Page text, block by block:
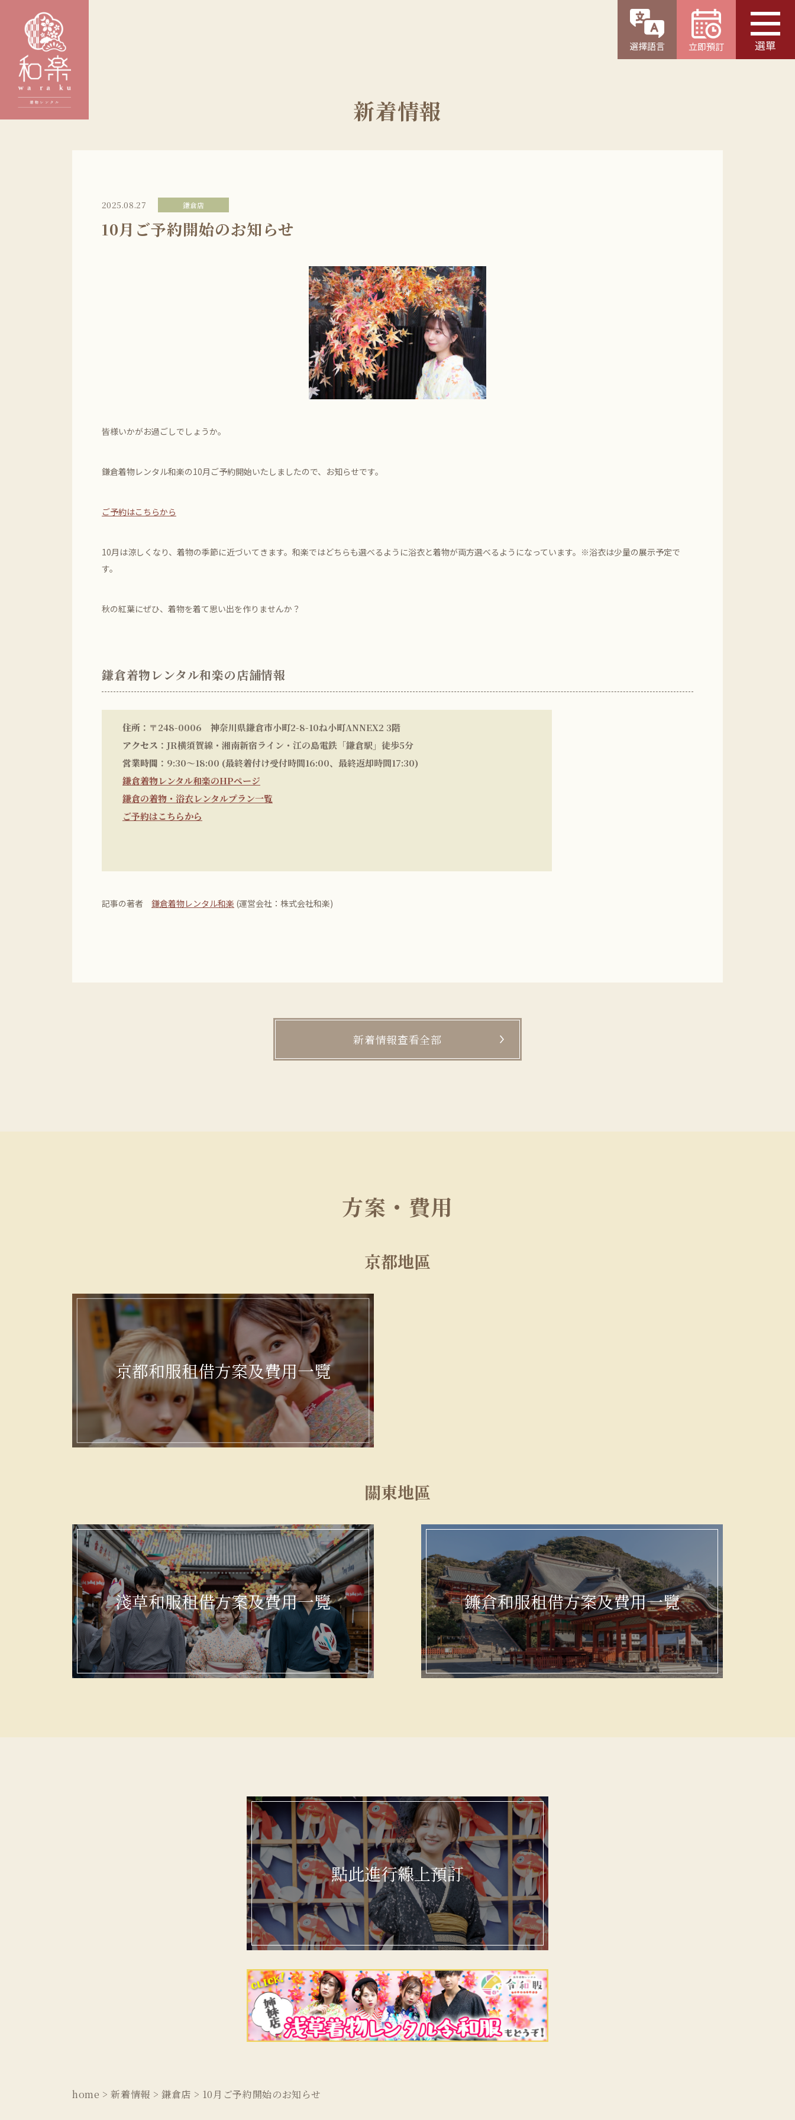
選擇語言 立即預訂 選單
新着情報
2025.08.27 鎌倉店
10月ご予約開始のお知らせ
皆様いかがお過ごしでしょうか。
鎌倉着物レンタル和楽の10月ご予約開始いたしましたので、お知らせです。
ご予約はこちらから
10月は涼しくなり、着物の季節に近づいてきます。和楽ではどちらも選べるように浴衣と着物が両方選べるようになっています。※浴衣は少量の展示予定で
す。
秋の紅葉にぜひ、着物を着て思い出を作りませんか？
鎌倉着物レンタル和楽の店舗情報
住所 ：〒248-0006 神奈川県鎌倉市小町2-8-10ね小町ANNEX2 3階
アクセス ：JR横須賀線・湘南新宿ライン・江の島電鉄「鎌倉駅」徒歩5分
営業時間 ：9:30～18:00 (最終着付け受付時間16:00、最終返却時間17:30)
鎌倉着物レンタル和楽のHPページ
鎌倉の着物・浴衣レンタルプラン一覧
ご予約はこちらから
記事の著者 鎌倉着物レンタル和楽 (運営会社：株式会社和楽)
新着情報查看全部
方案・費用
京都地區
京都和服租借方案及費用一覽
關東地區
淺草和服租借方案及費用一覽 鐮倉和服租借方案及費用一覽
點此進行線上預訂
home >新着情報 > 鎌倉店 > 10月ご予約開始のお知らせ